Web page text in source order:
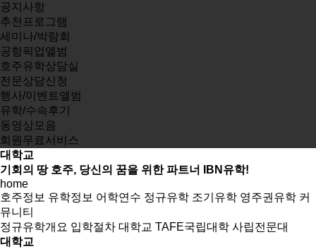
공지사항
추천프로그램
세미나/박람회
공항픽업앨범
호주유학상담실
전문상담신청
행사/이벤트앨범
유학/수속후기
동영상모음
회원무료서비스
대학교
기회의 땅 호주, 당신의 꿈을 위한 파트너 IBN유학!
home
호주정보 유학정보 어학연수 정규유학 조기유학 영주권유학 커
뮤니티
정규유학개요 입학절차 대학교 TAFE국립대학 사립전문대
대학교